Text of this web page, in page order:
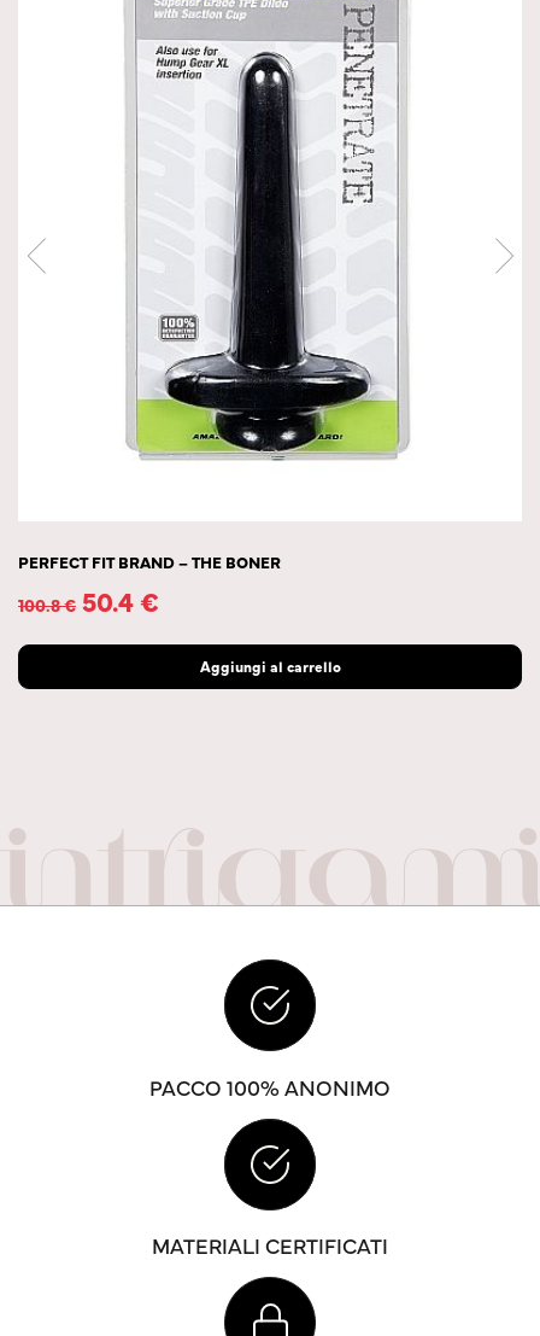
PERFECT FIT BRAND – THE BONER
100.8€ 50.4€
Aggiungi al carrello
PACCO 100% ANONIMO
MATERIALI CERTIFICATI